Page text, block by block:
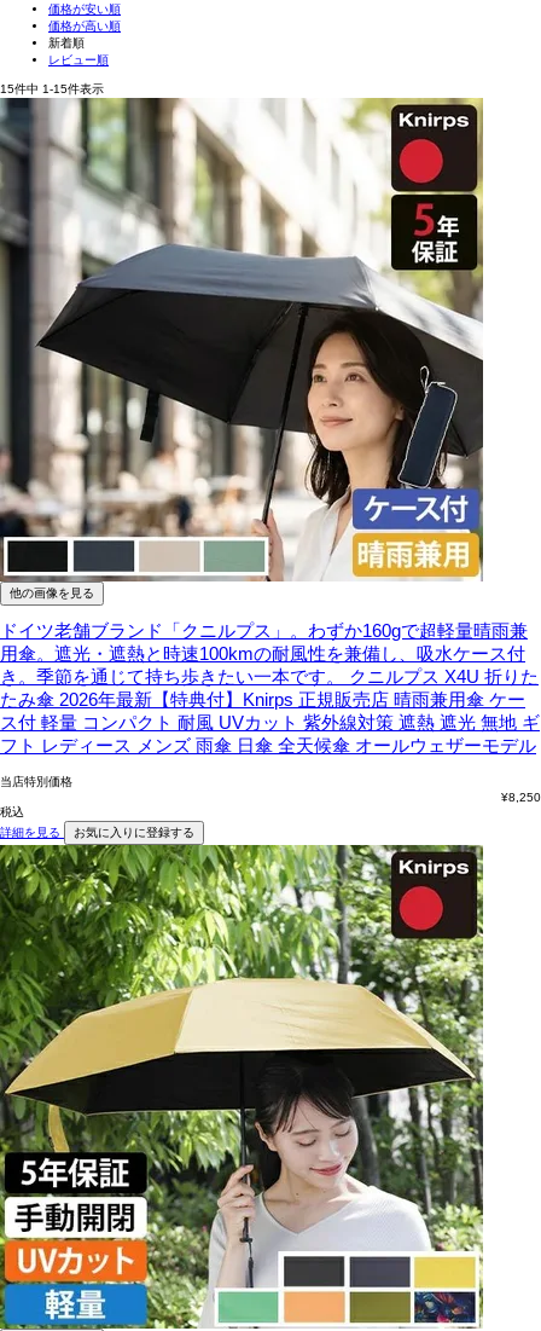
価格が安い順
価格が高い順
新着順
レビュー順
15件中 1-15件表示
他の画像を見る
ドイツ老舗ブランド「クニルプス」。わずか160gで超軽量晴雨兼
用傘。遮光・遮熱と時速100kmの耐風性を兼備し、吸水ケース付
き。季節を通じて持ち歩きたい一本です。
クニルプス X4U 折りた
たみ傘 2026年最新【特典付】Knirps 正規販売店 晴雨兼用傘 ケー
ス付 軽量 コンパクト 耐風 UVカット 紫外線対策 遮熱 遮光 無地 ギ
フト レディース メンズ 雨傘 日傘 全天候傘 オールウェザーモデル
当店特別価格
¥8,250
税込
詳細を見る
お気に入りに登録する